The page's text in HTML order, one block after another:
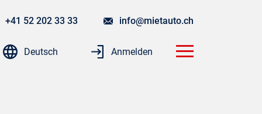
+41 52 202 33 33 info@mietauto.ch
Deutsch Anmelden